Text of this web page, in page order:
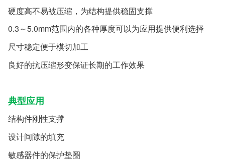
硬度高不易被压缩，为结构提供稳固支撑
0.3～5.0mm范围内的各种厚度可以为应用提供便利选择
尺寸稳定便于模切加工
良好的抗压缩形变保证长期的工作效果
典型应用
结构件刚性支撑
设计间隙的填充
敏感器件的保护垫圈